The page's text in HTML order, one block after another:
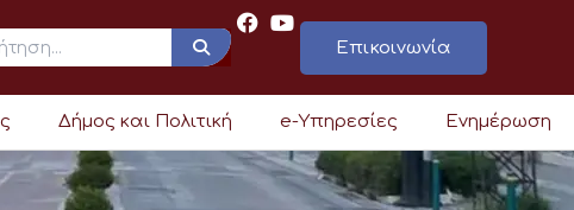
Επικοινωνία
Δήμος και Πολιτική e-Υπηρεσίες Ενημέρωση